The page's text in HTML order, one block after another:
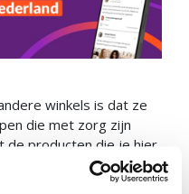
winkels is dat ze
die met zorg zijn
de producten die je hier
maar ook voor de
die zich inzetten voor